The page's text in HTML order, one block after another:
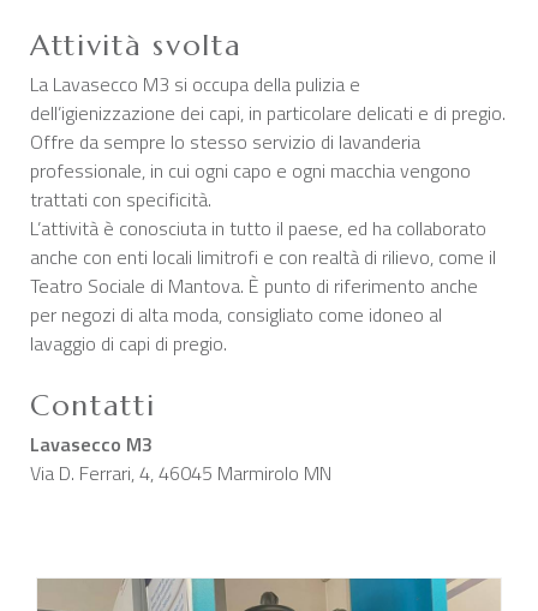
Attività svolta
La Lavasecco M3 si occupa della pulizia e
dell’igienizzazione dei capi, in particolare delicati e di pregio.
Offre da sempre lo stesso servizio di lavanderia
professionale, in cui ogni capo e ogni macchia vengono
trattati con specificità.
L’attività è conosciuta in tutto il paese, ed ha collaborato
anche con enti locali limitrofi e con realtà di rilievo, come il
Teatro Sociale di Mantova. È punto di riferimento anche
per negozi di alta moda, consigliato come idoneo al
lavaggio di capi di pregio.
Contatti
Lavasecco M3
Via D. Ferrari, 4, 46045 Marmirolo MN